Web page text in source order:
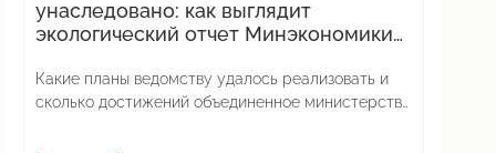
унаследовано: как выглядит
экологический отчет Минэкономики
Какие планы ведомству удалось реализовать и
сколько достижений объединенное министерство